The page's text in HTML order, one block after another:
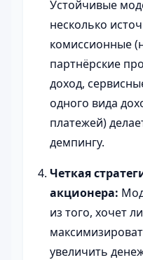
Устойчивые
несколько
комиссионные
партнёрские
доход,
одного вида
платежей)
демпингу.
Четкая
акционера:
из того, хочет
увеличить